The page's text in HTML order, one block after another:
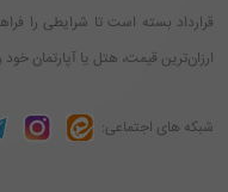
قرارداد بسته است تا شرایطی را
ارزان‌ترین قیمت، هتل یا آپارتمان
شبکه های اجتماعی: